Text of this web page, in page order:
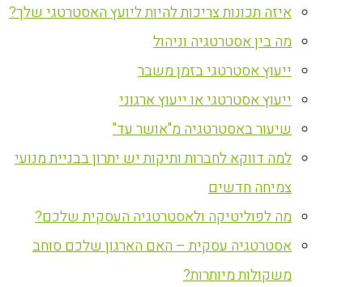
איזה תכונות צריכות להיות ליועץ האסטרטגי שלך?
מה בין אסטרטגיה וניהול
ייעוץ אסטרטגי בזמן משבר
ייעוץ אסטרטגי או ייעוץ ארגוני
שיעור באסטרטגיה מ"אושר עד"
למה דווקא לחברות ותיקות יש יתרון בבניית מנועי
צמיחה חדשים
מה לפוליטיקה ולאסטרטגיה העסקית שלכם?
אסטרטגיה עסקית – האם הארגון שלכם סוחב
משקולות מיותרות?